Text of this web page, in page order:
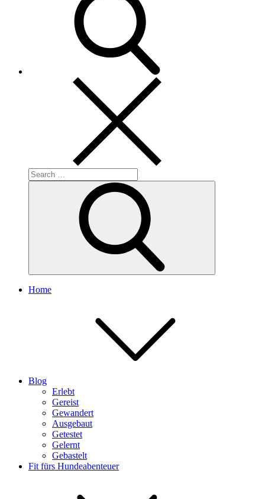
Search
for:
Home
Blog
Erlebt
Gereist
Gewandert
Ausgebaut
Getestet
Gelernt
Gebastelt
Fit fürs Hundeabenteuer